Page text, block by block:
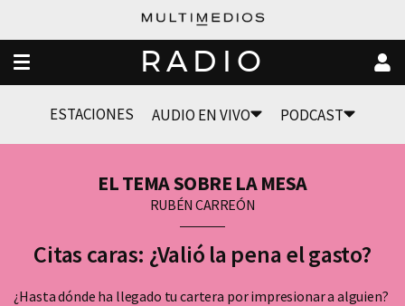
RADIO
ESTACIONES AUDIO EN VIVO PODCAST
EL TEMA SOBRE LA MESA
RUBÉN CARREÓN
Citas caras: ¿Valió la pena el gasto?
¿Hasta dónde ha llegado tu cartera por impresionar a alguien?